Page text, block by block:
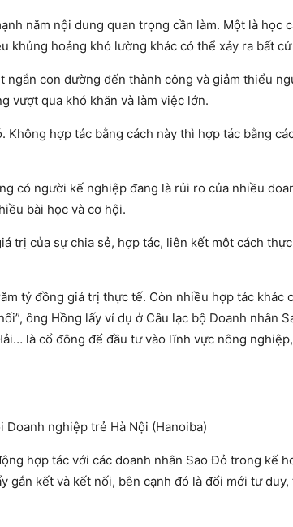
năm nội dung quan trọng cần làm. Một là học
hoảng khó lường khác có thể xảy ra bất
con đường đến thành công và giảm thiểu
vượt qua khó khăn và làm việc lớn.
hợp tác bằng cách này thì hợp tác bằng
có người kế nghiệp đang là rủi ro của nhiều
bài học và cơ hội.
trị của sự chia sẻ, hợp tác, liên kết một cách
tỷ đồng giá trị thực tế. Còn nhiều hợp tác khác
ông Hồng lấy ví dụ ở Câu lạc bộ Doanh nhân
là cổ đông để đầu tư vào lĩnh vực nông
nghiệp trẻ Hà Nội (Hanoiba)
hợp tác với các doanh nhân Sao Đỏ trong kế
gắn kết và kết nối, bên cạnh đó là đổi mới tư